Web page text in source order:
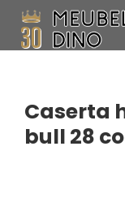
Caserta
bull 28